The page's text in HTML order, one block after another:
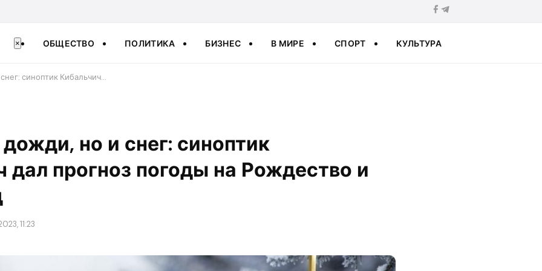
× ОБЩЕСТВО ПОЛИТИКА БИЗНЕС В МИРЕ СПОРТ КУЛЬТУРА
синоптик Кибальчич…
но и снег: синоптик
дал прогноз погоды на Рождество и
11:23